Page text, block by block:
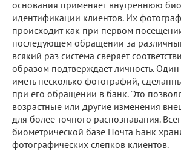
основания применяет внутреннюю
идентификации клиентов. Их
происходит как при первом
последующем обращении за
всякий раз система сверяет
образом подтверждает личность.
иметь несколько фотографий,
при его обращении в банк. Это
возрастные или другие изменения
для более точного распознавания.
биометрической базе Почта Банк
фотографических слепков клиентов.